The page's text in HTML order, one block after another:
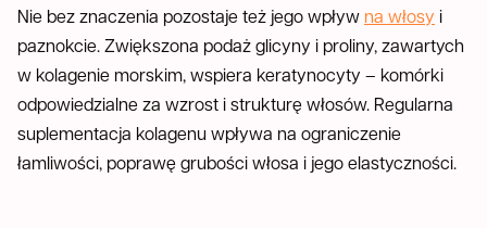
Nie bez znaczenia pozostaje też jego wpływ na włosy i
paznokcie. Zwiększona podaż glicyny i proliny, zawartych
w kolagenie morskim, wspiera keratynocyty – komórki
odpowiedzialne za wzrost i strukturę włosów. Regularna
suplementacja kolagenu wpływa na ograniczenie
łamliwości, poprawę grubości włosa i jego elastyczności.